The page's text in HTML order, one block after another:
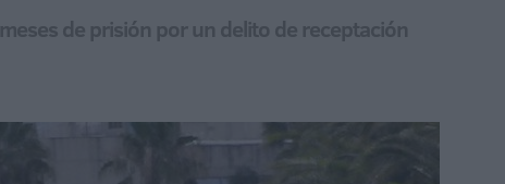
de prisión por un delito de receptación